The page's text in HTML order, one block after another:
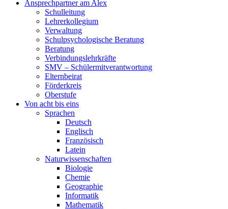
Ansprechpartner am Alex
Schulleitung
Lehrerkollegium
Verwaltung
Schulpsychologische Beratung
Beratung
Verbindungslehrkräfte
SMV – Schülermitverantwortung
Elternbeirat
Förderkreis
Oberstufe
Von acht bis eins
Sprachen
Deutsch
Englisch
Französisch
Latein
Naturwissenschaften
Biologie
Chemie
Geographie
Informatik
Mathematik